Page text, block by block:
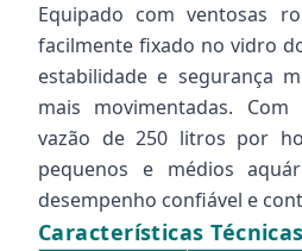
Equipado com ventosas
facilmente fixado no vidro
estabilidade e segurança
mais movimentadas.
vazão de 250 litros por
pequenos e médios
desempenho confiável e
Características Técnicas